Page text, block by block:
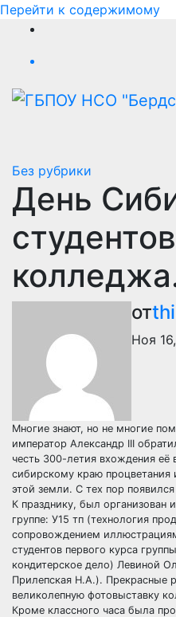
Перейти к содержимому
Без рубрики
День
студентов
от
Ноя
Многие знают, но не многие
император Александр III
честь 300-летия вхождения
сибирскому краю
этой земли. С тех пор
К празднику, был организован
группе: У15 тп (технология
сопровождением
студентов первого курса
кондитерское дело) Левиной
Прилепская Н.А.). Прекрасные
великолепную фотовыставку
Кроме классного часа была